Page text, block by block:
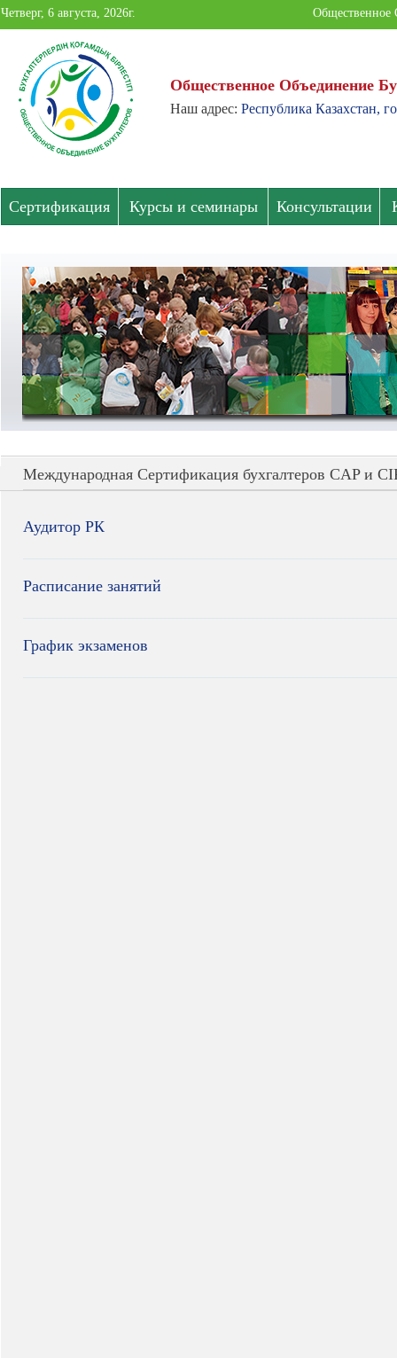
Четверг, 6 августа, 2026г. Общественное
Павлодарской
области
Общественное Объединение
Наш адрес: Республика Казахстан,
Сертификация Курсы и семинары Консультации
Международная Сертификация бухгалтеров CAP и
Аудитор РК
Расписание занятий
График экзаменов